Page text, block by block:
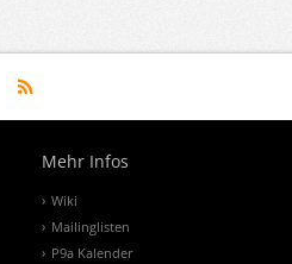
Mehr Infos
Wiki
Mailinglisten
P9a Kalender